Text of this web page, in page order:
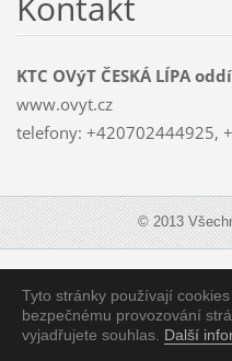
Tyto stránky používají
bezpečnému provozování
vyjadřujete souhlas. Další
KTC OVýT ČESKÁ LÍPA
www.ovyt.cz
telefony: +420702444925,
© 2013